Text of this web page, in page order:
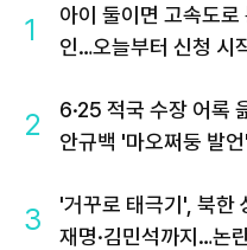
1
아이 둘이면 고속도
인…오늘부터 신청 시
2
6·25 적국 수장 어록
안규백 '마오쩌둥 발
3
'거꾸로 태극기', 북한
재명·김민석까지…논